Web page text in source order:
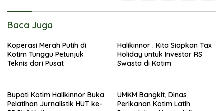
Baca Juga
Koperasi Merah Putih di
Kotim Tunggu Petunjuk
Teknis dari Pusat
Halikinnor : Kita Siapkan Tax
Holiday untuk Investor RS
Swasta di Kotim
Bupati Kotim Halikinnor Buka
Pelatihan Jurnalistik HUT ke-
UMKM Bangkit, Dinas
Perikanan Kotim Latih